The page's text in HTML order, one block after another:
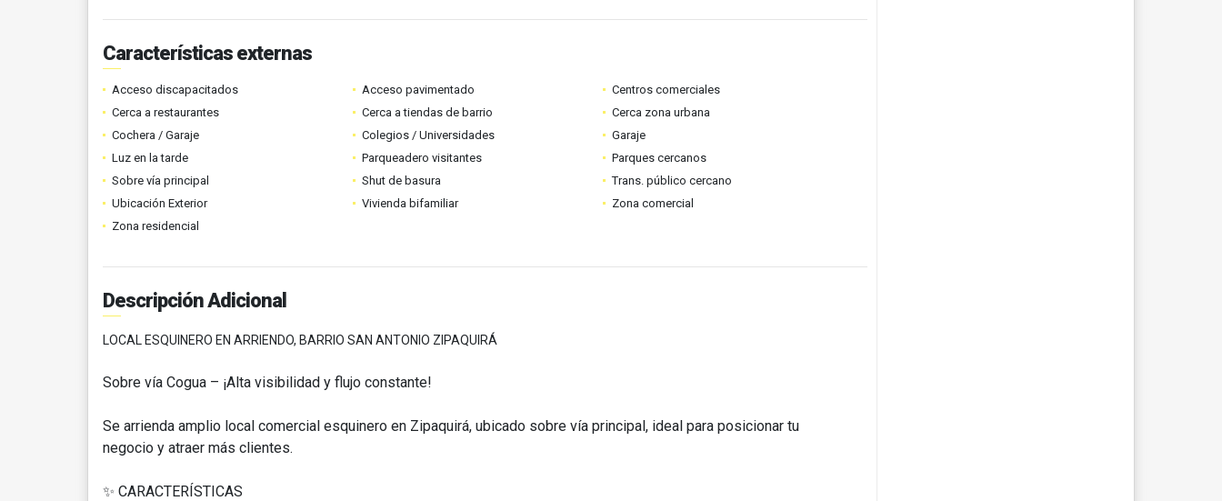
Características externas
Acceso discapacitados Acceso pavimentado
Centros comerciales
Cerca a restaurantes
Cerca a tiendas de barrio
Cerca zona urbana
Cochera / Garaje
Colegios / Universidades
Garaje
Luz en la tarde
Parqueadero visitantes
Parques cercanos
Sobre vía principal
Shut de basura
Trans. público cercano
Ubicación Exterior
Vivienda bifamiliar
Zona comercial
Zona residencial
Descripción Adicional
LOCAL ESQUINERO EN ARRIENDO, BARRIO SAN ANTONIO ZIPAQUIRÁ
Sobre vía Cogua – ¡Alta visibilidad y flujo constante!
Se arrienda amplio local comercial esquinero en Zipaquirá, ubicado sobre vía principal, ideal para posicionar tu
negocio y atraer más clientes.
✨ CARACTERÍSTICAS